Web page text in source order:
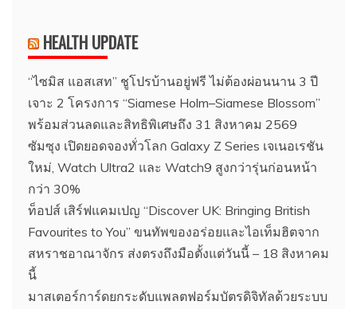
HEALTH UPDATE
“ไซมิส แอสเสท” ชูโปรบ้านอยู่ฟรี ไม่ต้องผ่อนนาน 3 ปี
เจาะ 2 โครงการ “Siamese Holm–Siamese Blossom”
พร้อมส่วนลดและสิทธิพิเศษถึง 31 สิงหาคม 2569
ซัมซุง เปิดยอดจองทั่วโลก Galaxy Z Series เจเนอเรชัน
ใหม่, Watch Ultra2 และ Watch9 สูงกว่ารุ่นก่อนหน้า
กว่า 30%
ท็อปส์ เสิร์ฟแคมเปญ “Discover UK: Bringing British
Favourites to You” ขนทัพของอร่อยและไอเท็มฮิตจาก
สหราชอาณาจักร ส่งตรงถึงมือตั้งแต่วันนี้ – 18 สิงหาคม
นี้
มาสเตอร์การ์ดยกระดับแพลตฟอร์มบัตรดิจิทัลด้วยระบบ